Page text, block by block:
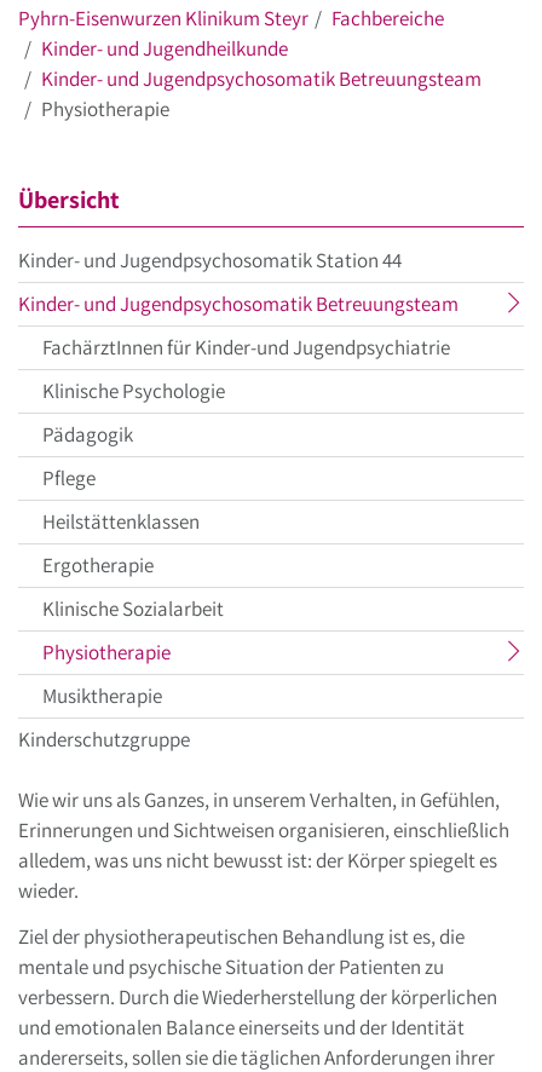
Pyhrn-Eisenwurzen Klinikum Steyr
Fachbereiche
Kinder- und Jugendheilkunde
Kinder- und Jugendpsychosomatik Betreuungsteam
Physiotherapie
Übersicht
Kinder- und Jugendpsychosomatik Station 44
Kinder- und Jugendpsychosomatik Betreuungsteam aktueller
FachärztInnen für Kinder-und Jugendpsychiatrie
Klinische Psychologie
Pädagogik
Pflege
Heilstättenklassen
Ergotherapie
Klinische Sozialarbeit
Physiotherapieaktueller
Menüpunkt
Musiktherapie
Kinderschutzgruppe
Wie wir uns als Ganzes, in unserem Verhalten, in Gefühlen,
Erinnerungen und Sichtweisen organisieren, einschließlich
alledem, was uns nicht bewusst ist: der Körper spiegelt es
wieder.
Ziel der physiotherapeutischen Behandlung ist es, die
mentale und psychische Situation der Patienten zu
verbessern. Durch die Wiederherstellung der körperlichen
und emotionalen Balance einerseits und der Identität
andererseits, sollen sie die täglichen Anforderungen ihrer